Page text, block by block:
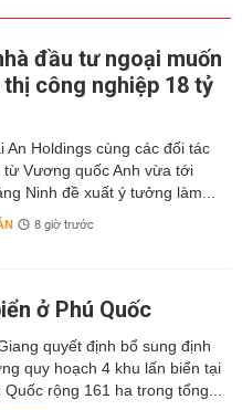
đầu tư ngoại muốn
công nghiệp 18 tỷ
An Holdings cùng các đối tác
từ Vương quốc Anh vừa tới
Ninh đề xuất ý tưởng làm...
8 giờ trước
ở Phú Quốc
quyết định bổ sung định
quy hoạch 4 khu lấn biển tại
Quốc rộng 161 ha trong tổng...